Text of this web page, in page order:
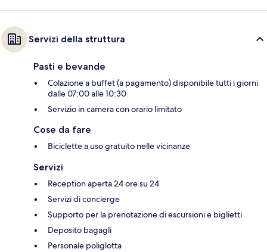
Servizi della struttura
Pasti e bevande
Colazione a buffet (a pagamento) disponibile tutti i giorni
dalle 07:00 alle 10:30
Servizio in camera con orario limitato
Cose da fare
Biciclette a uso gratuito nelle vicinanze
Servizi
Reception aperta 24 ore su 24
Servizi di concierge
Supporto per la prenotazione di escursioni e biglietti
Deposito bagagli
Personale poliglotta